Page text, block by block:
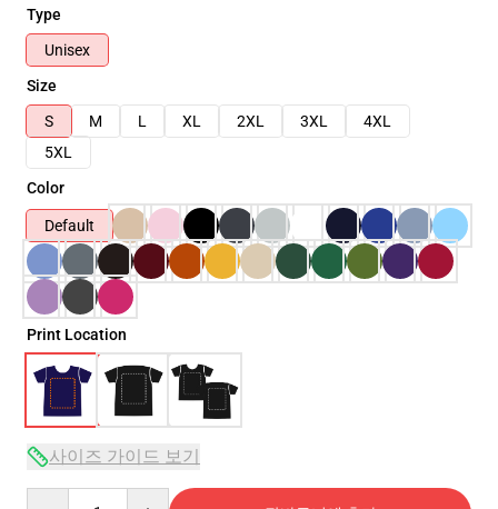
Type
Unisex
Size
S
M L XL 2XL 3XL
4XL
5XL
Color
Default
Print Location
사이즈 가이드 보기